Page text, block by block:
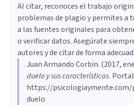
Al citar, reconoces el trabajo
problemas de plagio y permites a
a las fuentes originales para
o verificar datos. Asegúrate
autores y de citar de forma
Juan Armando Corbin. (2017,
duelo y sus características.
https://
duelo